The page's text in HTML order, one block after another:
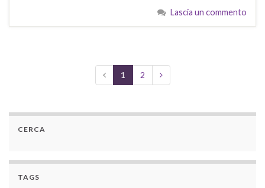
Lascia un commento
1 2
CERCA
TAGS